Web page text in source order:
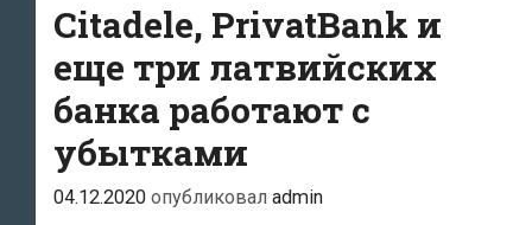
Citadele, PrivatBank и
еще три латвийских
банка работают с
убытками
04.12.2020 опубликовал admin